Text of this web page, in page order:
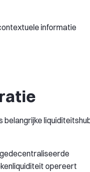
informatie
belangrijke
opereert